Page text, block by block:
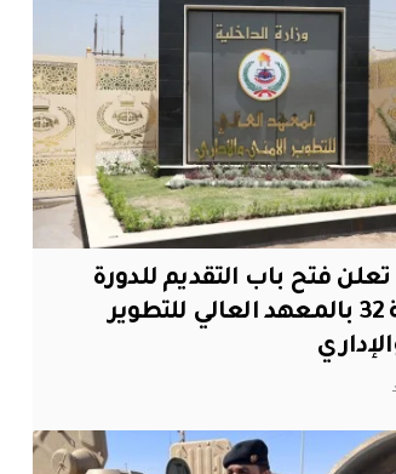
تعلن فتح باب التقديم للدورة
التأهيلية 32 بالمعهد العالي للتطوير